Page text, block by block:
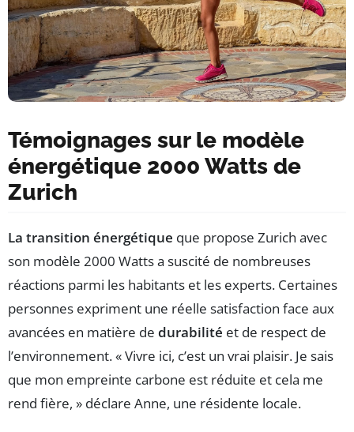
Témoignages sur le modèle
énergétique 2000 Watts de
Zurich
La transition énergétique que propose Zurich avec
son modèle 2000 Watts a suscité de nombreuses
réactions parmi les habitants et les experts. Certaines
personnes expriment une réelle satisfaction face aux
avancées en matière de durabilité et de respect de
l’environnement. « Vivre ici, c’est un vrai plaisir. Je sais
que mon empreinte carbone est réduite et cela me
rend fière, » déclare Anne, une résidente locale.